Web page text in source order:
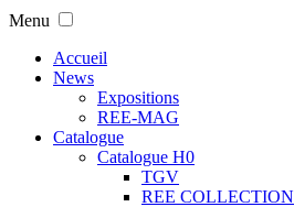
Menu
Accueil
News
Expositions
REE-MAG
Catalogue
Catalogue H0
TGV
REE COLLECTION